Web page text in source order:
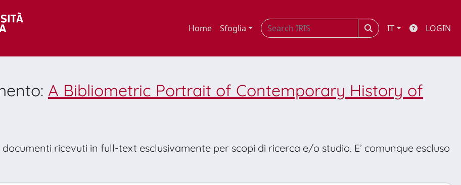
Home Sfoglia IT LOGIN
A Bibliometric Portrait of Contemporary History of
ricevuti in full-text esclusivamente per scopi di ricerca e/o studio. E’ comunque escluso